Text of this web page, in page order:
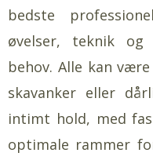
bedste
øvelser, teknik
behov. Alle kan
skavanker eller
intimt hold, med
optimale rammer